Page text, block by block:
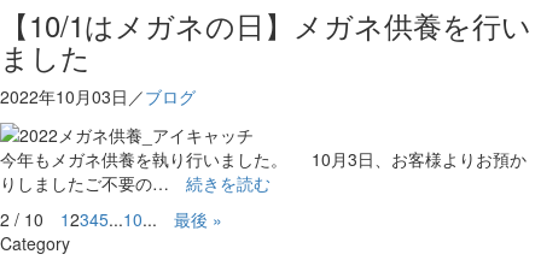
【10/1はメガネの日】メガネ供養を行い
ました
2022年10月03日／ブログ
今年もメガネ供養を執り行いました。 10月3日、お客様よりお預か
りしましたご不要の… 続きを読む
2 / 10
12345...10...
最後 »
Category